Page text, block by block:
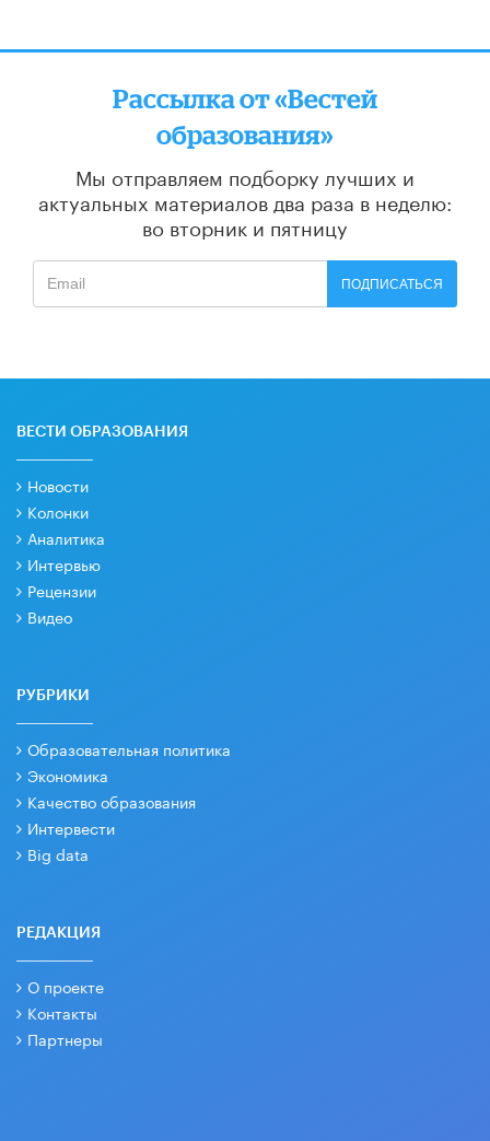
Рассылка от «Вестей
образования»
Мы отправляем подборку лучших и
актуальных материалов два раза в неделю:
во вторник и пятницу
ПОДПИСАТЬСЯ
ВЕСТИ ОБРАЗОВАНИЯ
Новости
Колонки
Аналитика
Интервью
Рецензии
Видео
РУБРИКИ
Образовательная политика
Экономика
Качество образования
Интервести
Big data
РЕДАКЦИЯ
О проекте
Контакты
Партнеры